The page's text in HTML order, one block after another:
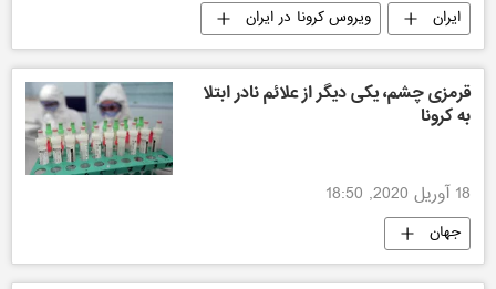
ایران ویروس کرونا در ایران
قرمزی چشم، یکی دیگر از علائم نادر ابتلا
به کرونا
18 آوریل 2020, 18:50
جهان